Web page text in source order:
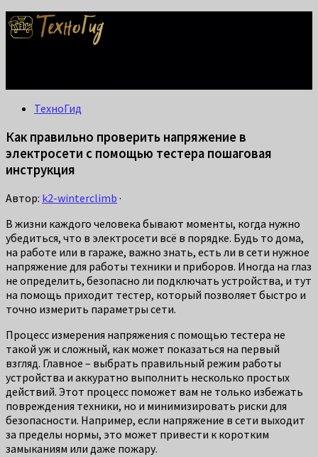
ТехноГид
Как правильно проверить напряжение в
электросети с помощью тестера пошаговая
инструкция
Автор: k2-winterclimb ·
В жизни каждого человека бывают моменты, когда нужно
убедиться, что в электросети всё в порядке. Будь то дома,
на работе или в гараже, важно знать, есть ли в сети нужное
напряжение для работы техники и приборов. Иногда на глаз
не определить, безопасно ли подключать устройства, и тут
на помощь приходит тестер, который позволяет быстро и
точно измерить параметры сети.
Процесс измерения напряжения с помощью тестера не
такой уж и сложный, как может показаться на первый
взгляд. Главное – выбрать правильный режим работы
устройства и аккуратно выполнить несколько простых
действий. Этот процесс поможет вам не только избежать
повреждения техники, но и минимизировать риски для
безопасности. Например, если напряжение в сети выходит
за пределы нормы, это может привести к коротким
замыканиям или даже пожару.